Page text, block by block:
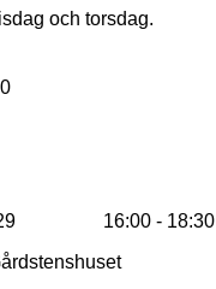
och torsdag.
16:00 - 18:30